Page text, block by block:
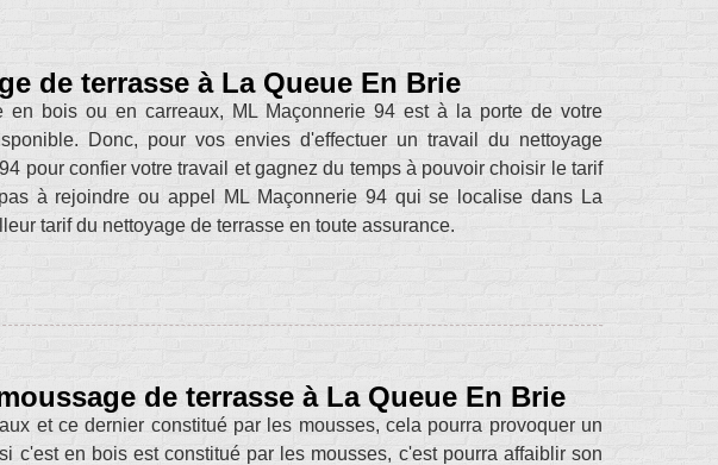
de terrasse à La Queue En Brie
en bois ou en carreaux, ML Maçonnerie 94 est à la porte de votre
Donc, pour vos envies d'effectuer un travail du nettoyage
pour confier votre travail et gagnez du temps à pouvoir choisir le tarif
à rejoindre ou appel ML Maçonnerie 94 qui se localise dans La
tarif du nettoyage de terrasse en toute assurance.
de terrasse à La Queue En Brie
et ce dernier constitué par les mousses, cela pourra provoquer un
c'est en bois est constitué par les mousses, c'est pourra affaiblir son